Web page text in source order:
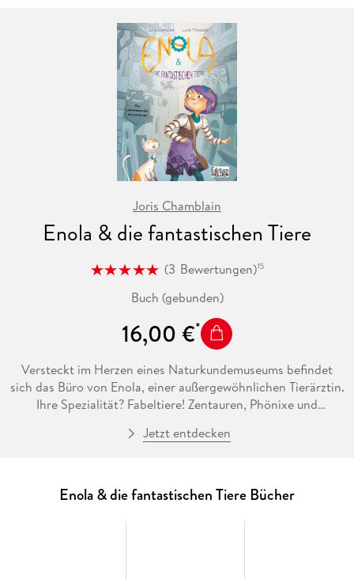
Joris Chamblain
Enola & die fantastischen Tiere
(3 Bewertungen)15
Buch (gebunden)
16,00 €
Versteckt im Herzen eines Naturkundemuseums befindet
sich das Büro von Enola, einer außergewöhnlichen Tierärztin.
Ihre Spezialität? Fabeltiere! Zentauren, Phönixe und
Maneki und mit Hilfe der Erfindungen des brillanten
löst sie das Rätsel um einen steinernen Wasserspeier, der
besonderes Problem, wenn nicht deshalb die
Jetzt entdecken
Enola & die fantastischen Tiere Bücher